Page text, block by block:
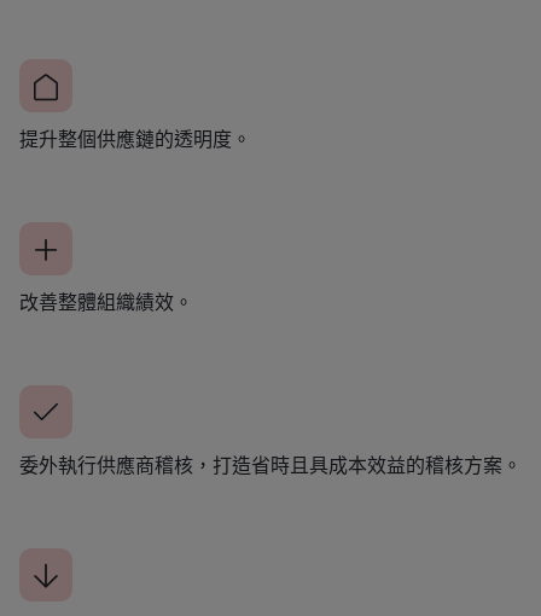
提升整個供應鏈的透明度。
改善整體組織績效。
委外執行供應商稽核，打造省時且具成本效益的稽核方案。